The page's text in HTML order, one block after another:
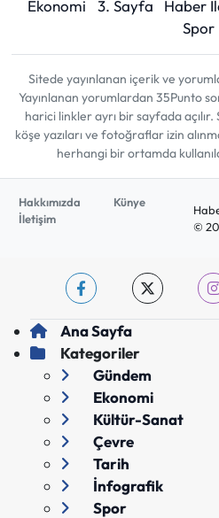
Ekonomi
3. Sayfa Haber
Spor
Sitede yayınlanan içerik ve
Yayınlanan yorumlardan 35Punto
harici linkler ayrı bir sayfada
köşe yazıları ve fotoğraflar izin
herhangi bir ortamda
Hakkımızda
Künye
İletişim
©
Ana Sayfa
Kategoriler
Gündem
Ekonomi
Kültür-Sanat
Çevre
Tarih
İnfografik
Spor